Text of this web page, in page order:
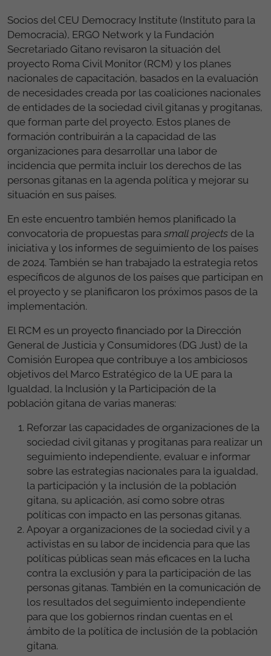
Socios del CEU Democracy Institute (Instituto para la
Democracia), ERGO Network y la Fundación
Secretariado Gitano revisaron la situación del
proyecto Roma Civil Monitor (RCM) y los planes
nacionales de capacitación, basados en la evaluación
de necesidades creada por las coaliciones nacionales
de entidades de la sociedad civil gitanas y progitanas,
que forman parte del proyecto. Estos planes de
formación contribuirán a la capacidad de las
organizaciones para desarrollar una labor de
incidencia que permita incluir los derechos de las
personas gitanas en la agenda política y mejorar su
situación en sus países.
En este encuentro también hemos planificado la
convocatoria de propuestas para small projects de la
iniciativa y los informes de seguimiento de los países
de 2024. También se han trabajado la estrategia retos
específicos de algunos de los países que participan en
el proyecto y se planificaron los próximos pasos de la
implementación.
El RCM es un proyecto financiado por la Dirección
General de Justicia y Consumidores (DG Just) de la
Comisión Europea que contribuye a los ambiciosos
objetivos del Marco Estratégico de la UE para la
Igualdad, la Inclusión y la Participación de la
población gitana de varias maneras:
Reforzar las capacidades de organizaciones de la
sociedad civil gitanas y progitanas para realizar un
seguimiento independiente, evaluar e informar
sobre las estrategias nacionales para la igualdad,
la participación y la inclusión de la población
gitana, su aplicación, así como sobre otras
políticas con impacto en las personas gitanas.
Apoyar a organizaciones de la sociedad civil y a
activistas en su labor de incidencia para que las
políticas públicas sean más eficaces en la lucha
contra la exclusión y para la participación de las
personas gitanas. También en la comunicación de
los resultados del seguimiento independiente
para que los gobiernos rindan cuentas en el
ámbito de la política de inclusión de la población
gitana.